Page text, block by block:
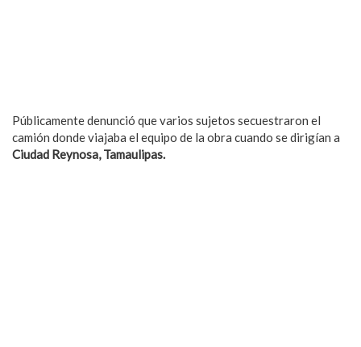
Públicamente denunció que varios sujetos secuestraron el
camión donde viajaba el equipo de la obra cuando se dirigían a
Ciudad Reynosa, Tamaulipas.